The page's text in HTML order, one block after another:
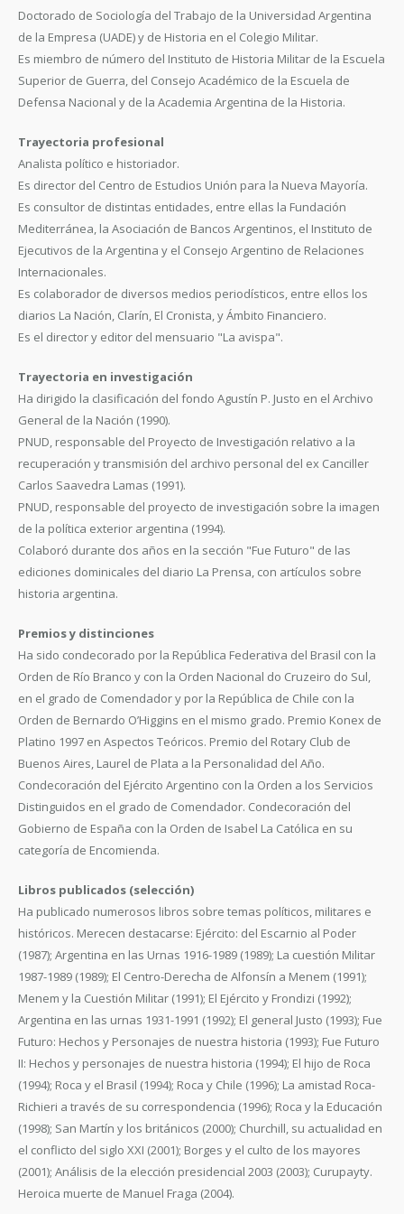
Doctorado de Sociología del Trabajo de la Universidad Argentina
de la Empresa (UADE) y de Historia en el Colegio Militar.
Es miembro de número del Instituto de Historia Militar de la Escuela
Superior de Guerra, del Consejo Académico de la Escuela de
Defensa Nacional y de la Academia Argentina de la Historia.
Trayectoria profesional
Analista político e historiador.
Es director del Centro de Estudios Unión para la Nueva Mayoría.
Es consultor de distintas entidades, entre ellas la Fundación
Mediterránea, la Asociación de Bancos Argentinos, el Instituto de
Ejecutivos de la Argentina y el Consejo Argentino de Relaciones
Internacionales.
Es colaborador de diversos medios periodísticos, entre ellos los
diarios La Nación, Clarín, El Cronista, y Ámbito Financiero.
Es el director y editor del mensuario "La avispa".
Trayectoria en investigación
Ha dirigido la clasificación del fondo Agustín P. Justo en el Archivo
General de la Nación (1990).
PNUD, responsable del Proyecto de Investigación relativo a la
recuperación y transmisión del archivo personal del ex Canciller
Carlos Saavedra Lamas (1991).
PNUD, responsable del proyecto de investigación sobre la imagen
de la política exterior argentina (1994).
Colaboró durante dos años en la sección "Fue Futuro" de las
ediciones dominicales del diario La Prensa, con artículos sobre
historia argentina.
Premios y distinciones
Ha sido condecorado por la República Federativa del Brasil con la
Orden de Río Branco y con la Orden Nacional do Cruzeiro do Sul,
en el grado de Comendador y por la República de Chile con la
Orden de Bernardo O’Higgins en el mismo grado. Premio Konex de
Platino 1997 en Aspectos Teóricos. Premio del Rotary Club de
Buenos Aires, Laurel de Plata a la Personalidad del Año.
Condecoración del Ejército Argentino con la Orden a los Servicios
Distinguidos en el grado de Comendador. Condecoración del
Gobierno de España con la Orden de Isabel La Católica en su
categoría de Encomienda.
Libros publicados (selección)
Ha publicado numerosos libros sobre temas políticos, militares e
históricos. Merecen destacarse: Ejército: del Escarnio al Poder
(1987); Argentina en las Urnas 1916-1989 (1989); La cuestión Militar
1987-1989 (1989); El Centro-Derecha de Alfonsín a Menem (1991);
Menem y la Cuestión Militar (1991); El Ejército y Frondizi (1992);
Argentina en las urnas 1931-1991 (1992); El general Justo (1993); Fue
Futuro: Hechos y Personajes de nuestra historia (1993); Fue Futuro
II: Hechos y personajes de nuestra historia (1994); El hijo de Roca
(1994); Roca y el Brasil (1994); Roca y Chile (1996); La amistad Roca-
Richieri a través de su correspondencia (1996); Roca y la Educación
(1998); San Martín y los británicos (2000); Churchill, su actualidad en
el conflicto del siglo XXI (2001); Borges y el culto de los mayores
(2001); Análisis de la elección presidencial 2003 (2003); Curupayty.
Heroica muerte de Manuel Fraga (2004).